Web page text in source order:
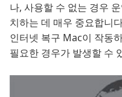
나, 사용할 수 없는 경우
치하는 데 매우 중요합니
인터넷 복구 Mac이 작동
필요한 경우가 발생할 수